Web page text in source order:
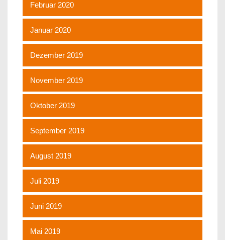
Februar 2020
Januar 2020
Dezember 2019
November 2019
Oktober 2019
September 2019
August 2019
Juli 2019
Juni 2019
Mai 2019